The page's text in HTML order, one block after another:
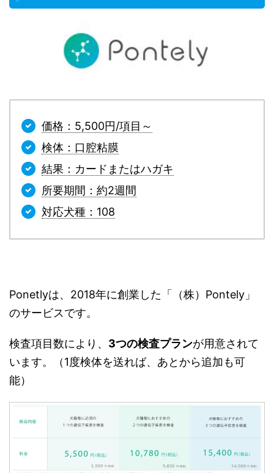
価格：5,500円/項目～
検体：口腔粘膜
結果：カードまたはハガキ
所要期間：約2週間
対応犬種：108
Ponetlyは、2018年に創業した「（株）Pontely」
のサービスです。
検査項目数により、 3つの検査プランが用意されて
います。（1度検体を送れば、あとから追加も可
能）